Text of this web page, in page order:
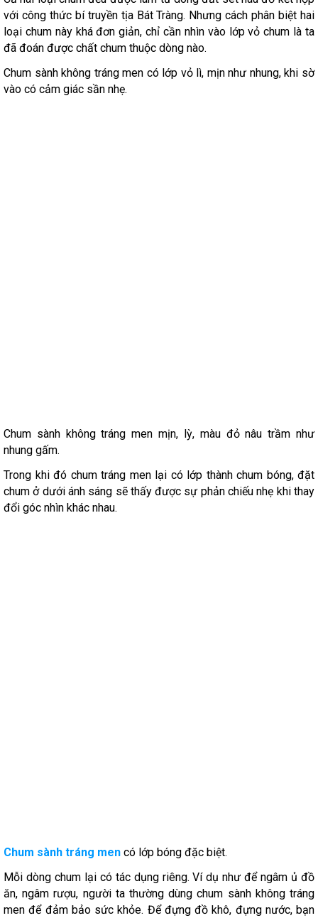
với công thức bí truyền tịa Bát Tràng. Nhưng cách phân biệt hai
loại chum này khá đơn giản, chỉ cần nhìn vào lớp vỏ chum là ta
đã đoán được chất chum thuộc dòng nào.
Chum sành không tráng men có lớp vỏ lì, mịn như nhung, khi sờ
vào có cảm giác sần nhẹ.
Chum sành không tráng men mịn, lỳ, màu đỏ nâu trầm như
nhung gấm.
Trong khi đó chum tráng men lại có lớp thành chum bóng, đặt
chum ở dưới ánh sáng sẽ thấy được sự phản chiếu nhẹ khi thay
đổi góc nhìn khác nhau.
Chum sành tráng men có lớp bóng đặc biệt.
Mỗi dòng chum lại có tác dụng riêng. Ví dụ như để ngâm ủ đồ
ăn, ngâm rượu, người ta thường dùng chum sành không tráng
men để đảm bảo sức khỏe. Để đựng đồ khô, đựng nước, bạn